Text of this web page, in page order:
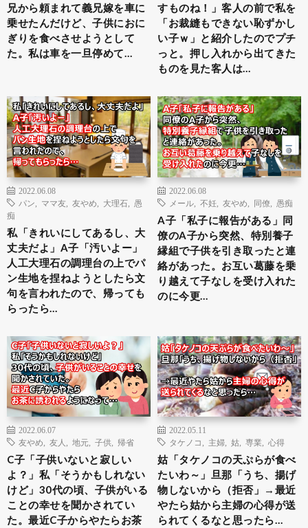
兄から頼まれて義兄嫁を車に
乗せたんだけど、子供におに
ぎりを食べさせようとして
た。私は車を一旦停めて…
すものね！」客人の前で私を
「お裁縫もできない恥ずかし
い子ｗ」と紹介したのでプチ
っと。押し入れから出てきた
ものを見た客人は…
2022.06.08
パン
ママ友 友やめ 大理石
愚
痴
私「きれいにしてあるし、大
丈夫だよ」A子「汚いよー」
人工大理石の調理台の上でパ
ン生地を捏ねようとしたら文
句を言われたので、帰っても
らったら…
2022.06.08
メール
不妊 友やめ 同僚 愚痴
A子「私子に報告がある」同
僚のA子から突然、特別養子
縁組で子供を引き取ったと連
絡があった。お互い葛藤を乗
り越えて子なしを受け入れた
のに今更…
2022.06.07
友やめ
友人 地元 子供 帰省
C子「子供いないと寂しい
よ？」私「そうかもしれない
けど」30代の頃、子供がいる
ことの幸せを聞かされてい
た。最近C子からやたらお茶
2022.05.11
タケノコ
主婦 姑 専業 心得
姑「タケノコの天ぷらが食べ
たいわ～」旦那「うち、揚げ
物しないから（拒否」→最近
やたら姑から主婦の心得が送
られてくるなと思ったら…